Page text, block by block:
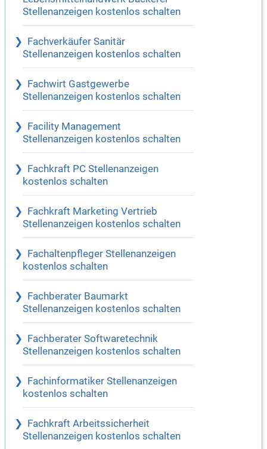
Stellenanzeigen kostenlos schalten
Fachverkäufer Sanitär
Stellenanzeigen kostenlos schalten
Fachwirt Gastgewerbe
Stellenanzeigen kostenlos schalten
Facility Management
Stellenanzeigen kostenlos schalten
Fachkraft PC Stellenanzeigen
kostenlos schalten
Fachkraft Marketing Vertrieb
Stellenanzeigen kostenlos schalten
Fachaltenpfleger Stellenanzeigen
kostenlos schalten
Fachberater Baumarkt
Stellenanzeigen kostenlos schalten
Fachberater Softwaretechnik
Stellenanzeigen kostenlos schalten
Fachinformatiker Stellenanzeigen
kostenlos schalten
Fachkraft Arbeitssicherheit
Stellenanzeigen kostenlos schalten